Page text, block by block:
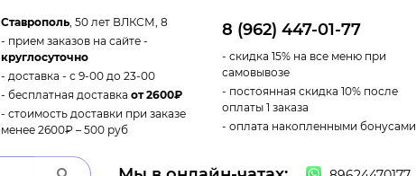
Ставрополь, 50 лет ВЛКСМ, 8
- прием заказов на сайте -
круглосуточно
- доставка - с 9-00 до 23-00
- бесплатная доставка от 2600₽
- стоимость доставки при заказе
менее 2600₽ – 500 руб
8 (962) 447-01-77
- скидка 15% на все меню при
самовывозе
- постоянная скидка 10% после
оплаты 1 заказа
- оплата накопленными бонусами